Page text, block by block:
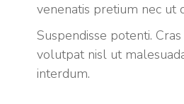
venenatis pretium nec ut
Suspendisse potenti.
volutpat nisl ut
interdum.